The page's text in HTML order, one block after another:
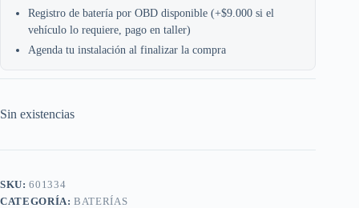
Registro de batería por OBD disponible (+$9.000 si el
vehículo lo requiere, pago en taller)
Agenda tu instalación al finalizar la compra
Sin existencias
SKU:601334
CATEGORÍA:BATERÍAS